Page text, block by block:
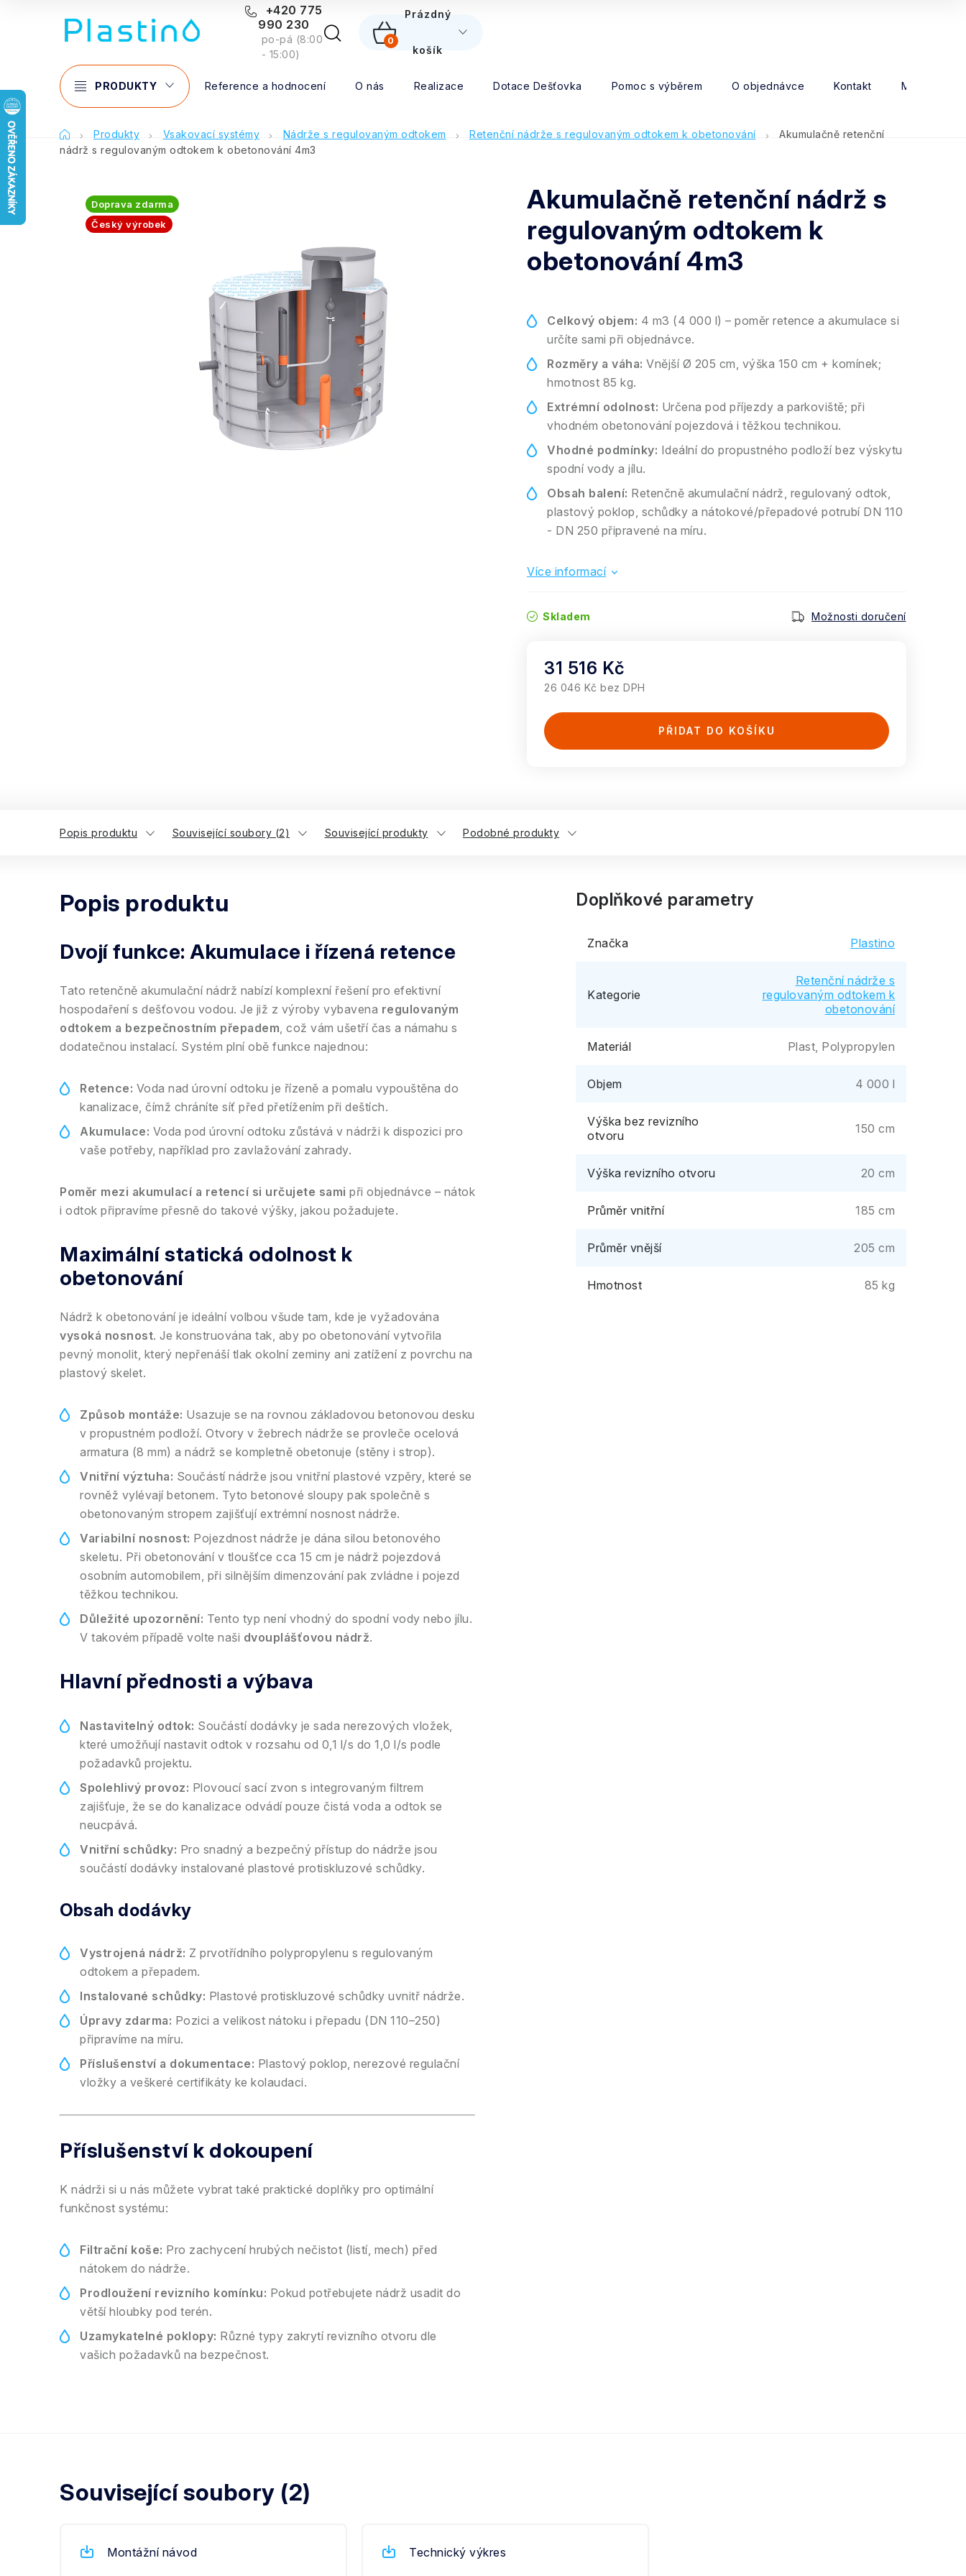
+420 775
990 230
po-pá (8:00
- 15:00)
NÁKUPNÍ
KOŠÍK
Prázdný
košík
PRODUKTY Reference a hodnocení O nás Realizace Dotace Dešťovka Pomoc s výběrem O objednávce Kontakt Moje
DomůProdukty Vsakovací systémy Nádrže s regulovaným odtokem Retenční nádrže s regulovaným odtokem k obetonování
Akumulačně retenční
nádrž s regulovaným odtokem k obetonování 4m3
Akumulačně retenční nádrž s
regulovaným odtokem k
obetonování 4m3
Celkový objem: 4 m3 (4 000 l) – poměr retence a akumulace si
určíte sami při objednávce.
Rozměry a váha: Vnější Ø 205 cm, výška 150 cm + komínek;
hmotnost 85 kg.
Extrémní odolnost: Určena pod příjezdy a parkoviště; při
vhodném obetonování pojezdová i těžkou technikou.
Vhodné podmínky: Ideální do propustného podloží bez výskytu
spodní vody a jílu.
Obsah balení: Retenčně akumulační nádrž, regulovaný odtok,
plastový poklop, schůdky a nátokové/přepadové potrubí DN 110
- DN 250 připravené na míru.
Více informací
Skladem Možnosti doručení
31 516 Kč
26 046 Kč bez DPH
PŘIDAT DO KOŠÍKU
Doprava zdarma
Český výrobek
Popis produktu Související soubory (2) Související produkty Podobné produkty
Popis produktu
Dvojí funkce: Akumulace i řízená retence
Tato retenčně akumulační nádrž nabízí komplexní řešení pro efektivní
hospodaření s dešťovou vodou. Je již z výroby vybavena regulovaným
odtokem a bezpečnostním přepadem, což vám ušetří čas a námahu s
dodatečnou instalací. Systém plní obě funkce najednou:
Retence: Voda nad úrovní odtoku je řízeně a pomalu vypouštěna do
kanalizace, čímž chráníte síť před přetížením při deštích.
Akumulace: Voda pod úrovní odtoku zůstává v nádrži k dispozici pro
vaše potřeby, například pro zavlažování zahrady.
Poměr mezi akumulací a retencí si určujete sami při objednávce – nátok
i odtok připravíme přesně do takové výšky, jakou požadujete.
Maximální statická odolnost k
obetonování
Nádrž k obetonování je ideální volbou všude tam, kde je vyžadována
vysoká nosnost. Je konstruována tak, aby po obetonování vytvořila
pevný monolit, který nepřenáší tlak okolní zeminy ani zatížení z povrchu na
plastový skelet.
Způsob montáže: Usazuje se na rovnou základovou betonovou desku
v propustném podloží. Otvory v žebrech nádrže se provleče ocelová
armatura (8 mm) a nádrž se kompletně obetonuje (stěny i strop).
Vnitřní výztuha: Součástí nádrže jsou vnitřní plastové vzpěry, které se
rovněž vylévají betonem. Tyto betonové sloupy pak společně s
obetonovaným stropem zajišťují extrémní nosnost nádrže.
Variabilní nosnost: Pojezdnost nádrže je dána silou betonového
skeletu. Při obetonování v tloušťce cca 15 cm je nádrž pojezdová
osobním automobilem, při silnějším dimenzování pak zvládne i pojezd
těžkou technikou.
Důležité upozornění: Tento typ není vhodný do spodní vody nebo jílu.
V takovém případě volte naši dvouplášťovou nádrž.
Hlavní přednosti a výbava
Nastavitelný odtok: Součástí dodávky je sada nerezových vložek,
které umožňují nastavit odtok v rozsahu od 0,1 l/s do 1,0 l/s podle
požadavků projektu.
Spolehlivý provoz: Plovoucí sací zvon s integrovaným filtrem
zajišťuje, že se do kanalizace odvádí pouze čistá voda a odtok se
neucpává.
Vnitřní schůdky: Pro snadný a bezpečný přístup do nádrže jsou
součástí dodávky instalované plastové protiskluzové schůdky.
Obsah dodávky
Vystrojená nádrž: Z prvotřídního polypropylenu s regulovaným
odtokem a přepadem.
Instalované schůdky: Plastové protiskluzové schůdky uvnitř nádrže.
Úpravy zdarma: Pozici a velikost nátoku i přepadu (DN 110–250)
připravíme na míru.
Příslušenství a dokumentace: Plastový poklop, nerezové regulační
vložky a veškeré certifikáty ke kolaudaci.
Příslušenství k dokoupení
K nádrži si u nás můžete vybrat také praktické doplňky pro optimální
funkčnost systému:
Filtrační koše: Pro zachycení hrubých nečistot (listí, mech) před
nátokem do nádrže.
Prodloužení revizního komínku: Pokud potřebujete nádrž usadit do
větší hloubky pod terén.
Uzamykatelné poklopy: Různé typy zakrytí revizního otvoru dle
vašich požadavků na bezpečnost.
Doplňkové parametry
Značka Plastino
Kategorie
Retenční nádrže s
regulovaným odtokem k
obetonování
Materiál Plast, Polypropylen
Objem 4 000 l
Výška bez revizního
otvoru
150 cm
Výška revizního otvoru 20 cm
Průměr vnitřní 185 cm
Průměr vnější 205 cm
Hmotnost 85 kg
Související soubory (2)
Montážní návod Technický výkres